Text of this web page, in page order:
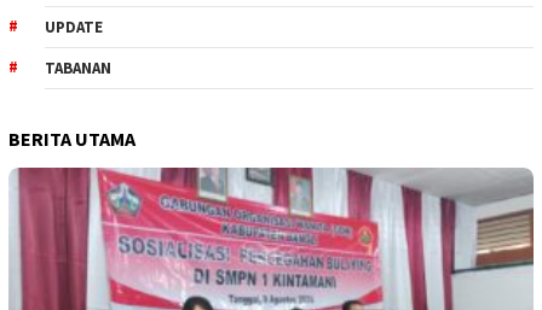
UPDATE
TABANAN
BERITA UTAMA